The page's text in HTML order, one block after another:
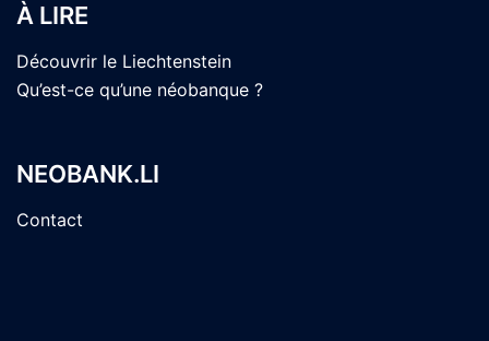
À LIRE
Découvrir le Liechtenstein
Qu’est-ce qu’une néobanque ?
NEOBANK.LI
Contact